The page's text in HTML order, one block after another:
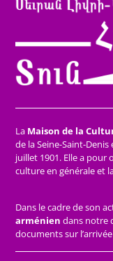
La Maison de la
de la Seine-Saint-
juillet 1901. Elle a pour
culture en générale et
Dans le cadre de son
arménien dans notre
documents sur